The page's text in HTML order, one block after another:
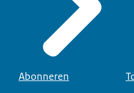
Abonneren